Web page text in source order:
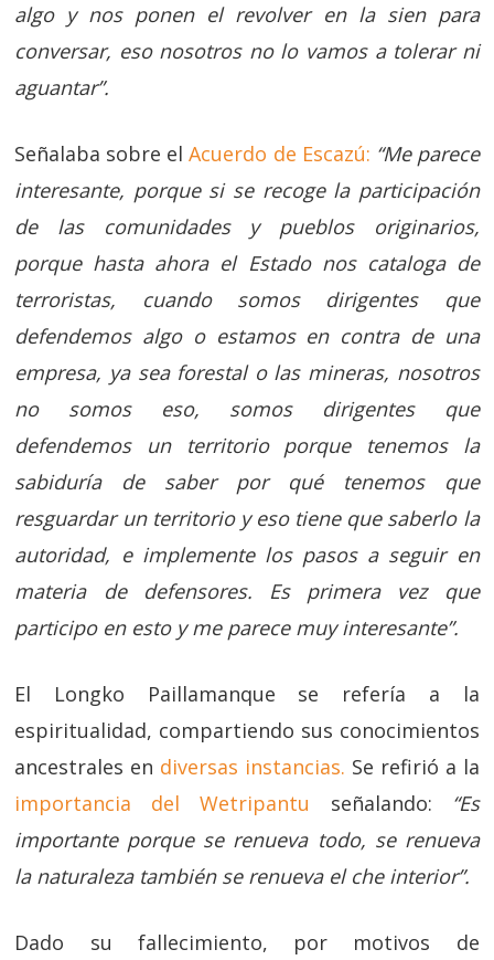
algo y nos ponen el revolver en la sien para
conversar, eso nosotros no lo vamos a tolerar ni
aguantar”.
Señalaba sobre elAcuerdo de Escazú: “Me parece
interesante, porque si se recoge la participación
de las comunidades y pueblos originarios,
porque hasta ahora el Estado nos cataloga de
terroristas, cuando somos dirigentes que
defendemos algo o estamos en contra de una
empresa, ya sea forestal o las mineras, nosotros
no somos eso, somos dirigentes que
defendemos un territorio porque tenemos la
sabiduría de saber por qué tenemos que
resguardar un territorio y eso tiene que saberlo la
autoridad, e implemente los pasos a seguir en
materia de defensores. Es primera vez que
participo en esto y me parece muy interesante”.
El Longko Paillamanque se refería a la
espiritualidad, compartiendo sus conocimientos
ancestrales en diversas instancias. Se refirió a la
importancia del Wetripantu
señalando:
“Es
importante porque se renueva todo, se renueva
la naturaleza también se renueva el che interior”.
Dado su fallecimiento, por motivos de